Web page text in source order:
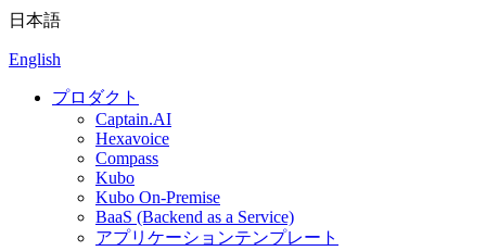
日本語
English
プロダクト
Captain.AI
Hexavoice
Compass
Kubo
Kubo On-Premise
BaaS (Backend as a Service)
アプリケーションテンプレート